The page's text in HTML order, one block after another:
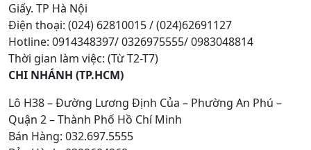
Giấy. TP Hà Nội
Điện thoại: (024) 62810015 / (024)62691127
Hotline: 0914348397/ 0326975555/ 0983048814
Thời gian làm việc: (Từ T2-T7)
CHI NHÁNH (TP.HCM)
Lô H38 – Đường Lương Định Của – Phường An Phú –
Quận 2 – Thành Phố Hồ Chí Minh
Bán Hàng: 032.697.5555